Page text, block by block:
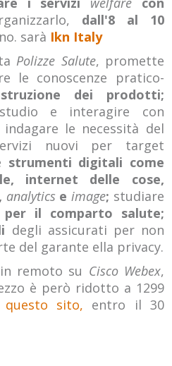
dall'8 al 10
sarà Ikn Italy
Polizze Salute, promette
le conoscenze pratico-
dei prodotti;
e interagire con
le necessità del
nuovi per target
strumenti digitali come
internet delle cose,
analytics eimage; studiare
il comparto salute;
degli assicurati per non
del garante ella privacy.
remoto su Cisco Webex,
è però ridotto a 1299
questo sito, entro il 30